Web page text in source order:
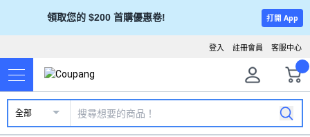
領取您的 $200 首購優惠卷! 打開 App
客服中心
註冊會員
登入
全部